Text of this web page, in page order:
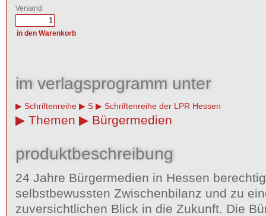
Versand
im verlagsprogramm unter
Schriftenreihe S Schriftenreihe der LPR Hessen
Themen Bürgermedien
produktbeschreibung
24 Jahre Bürgermedien in Hessen
selbstbewussten Zwischenbilanz und zu
zuversichtlichen Blick in die Zukunft. Die